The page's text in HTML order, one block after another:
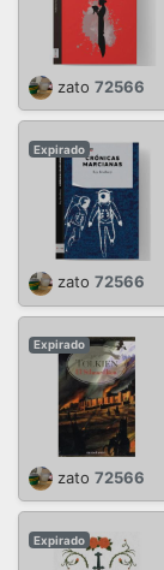
zato 72566
Expirado
zato 72566
Expirado
zato 72566
Expirado